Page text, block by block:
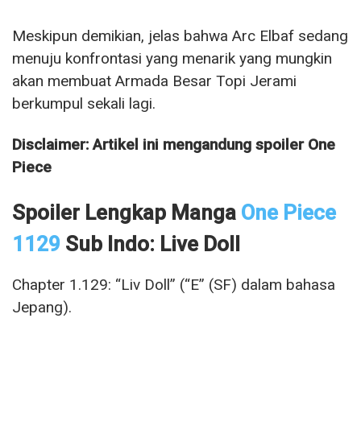
Meskipun demikian, jelas bahwa Arc Elbaf sedang
menuju konfrontasi yang menarik yang mungkin
akan membuat Armada Besar Topi Jerami
berkumpul sekali lagi.
Disclaimer: Artikel ini mengandung spoiler One
Piece
Spoiler Lengkap Manga One Piece
1129 Sub Indo: Live Doll
Chapter 1.129: “Liv Doll” (“E” (SF) dalam bahasa
Jepang).